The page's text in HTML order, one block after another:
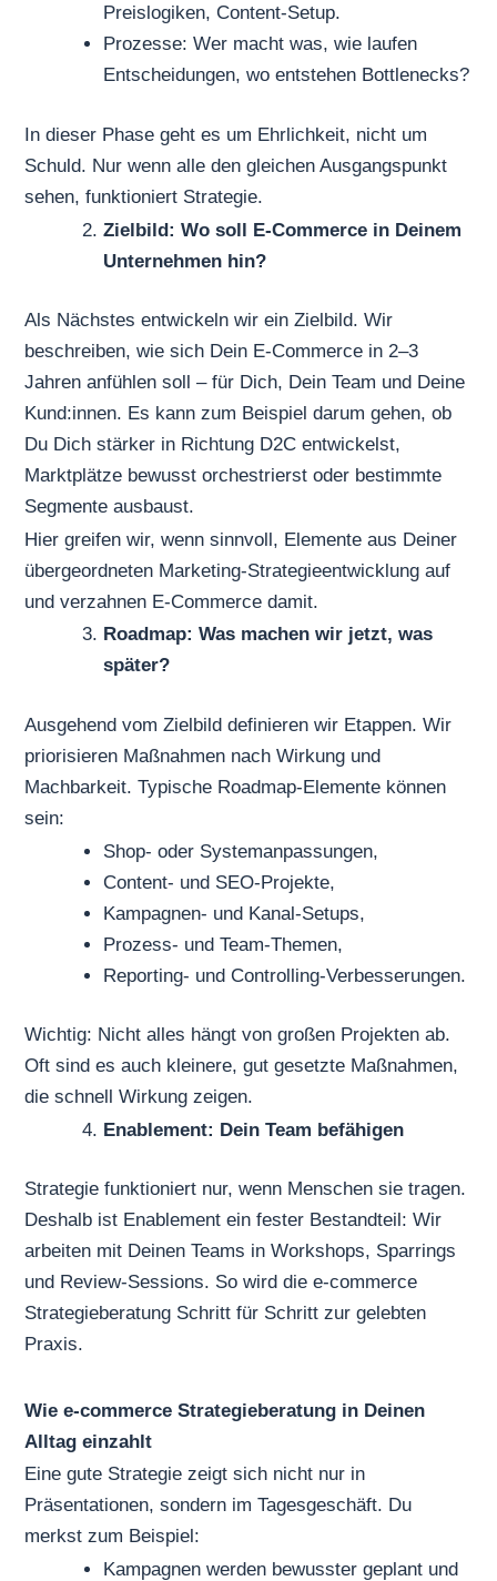
Preislogiken, Content-Setup.
Prozesse: Wer macht was, wie laufen
Entscheidungen, wo entstehen Bottlenecks?
In dieser Phase geht es um Ehrlichkeit, nicht um
Schuld. Nur wenn alle den gleichen Ausgangspunkt
sehen, funktioniert Strategie.
Zielbild: Wo soll E-Commerce in Deinem
Unternehmen hin?
Als Nächstes entwickeln wir ein Zielbild. Wir
beschreiben, wie sich Dein E-Commerce in 2–3
Jahren anfühlen soll – für Dich, Dein Team und Deine
Kund:innen. Es kann zum Beispiel darum gehen, ob
Du Dich stärker in Richtung D2C entwickelst,
Marktplätze bewusst orchestrierst oder bestimmte
Segmente ausbaust.
Hier greifen wir, wenn sinnvoll, Elemente aus Deiner
übergeordneten Marketing-Strategieentwicklung auf
und verzahnen E-Commerce damit.
Roadmap: Was machen wir jetzt, was
später?
Ausgehend vom Zielbild definieren wir Etappen. Wir
priorisieren Maßnahmen nach Wirkung und
Machbarkeit. Typische Roadmap-Elemente können
sein:
Shop- oder Systemanpassungen,
Content- und SEO-Projekte,
Kampagnen- und Kanal-Setups,
Prozess- und Team-Themen,
Reporting- und Controlling-Verbesserungen.
Wichtig: Nicht alles hängt von großen Projekten ab.
Oft sind es auch kleinere, gut gesetzte Maßnahmen,
die schnell Wirkung zeigen.
Enablement: Dein Team befähigen
Strategie funktioniert nur, wenn Menschen sie tragen.
Deshalb ist Enablement ein fester Bestandteil: Wir
arbeiten mit Deinen Teams in Workshops, Sparrings
und Review-Sessions. So wird die e-commerce
Strategieberatung Schritt für Schritt zur gelebten
Praxis.
Wie e-commerce Strategieberatung in Deinen
Alltag einzahlt
Eine gute Strategie zeigt sich nicht nur in
Präsentationen, sondern im Tagesgeschäft. Du
merkst zum Beispiel:
Kampagnen werden bewusster geplant und